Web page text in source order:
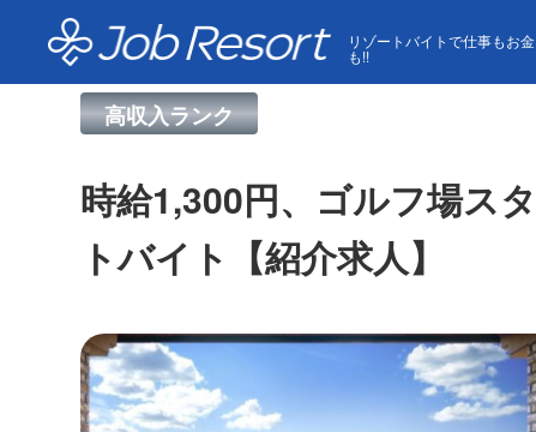
リゾートバイトで仕事もお
も!!
HOME 求人一覧
高収入ランク
時給1,300円、ゴルフ場ス
トバイト【紹介求人】